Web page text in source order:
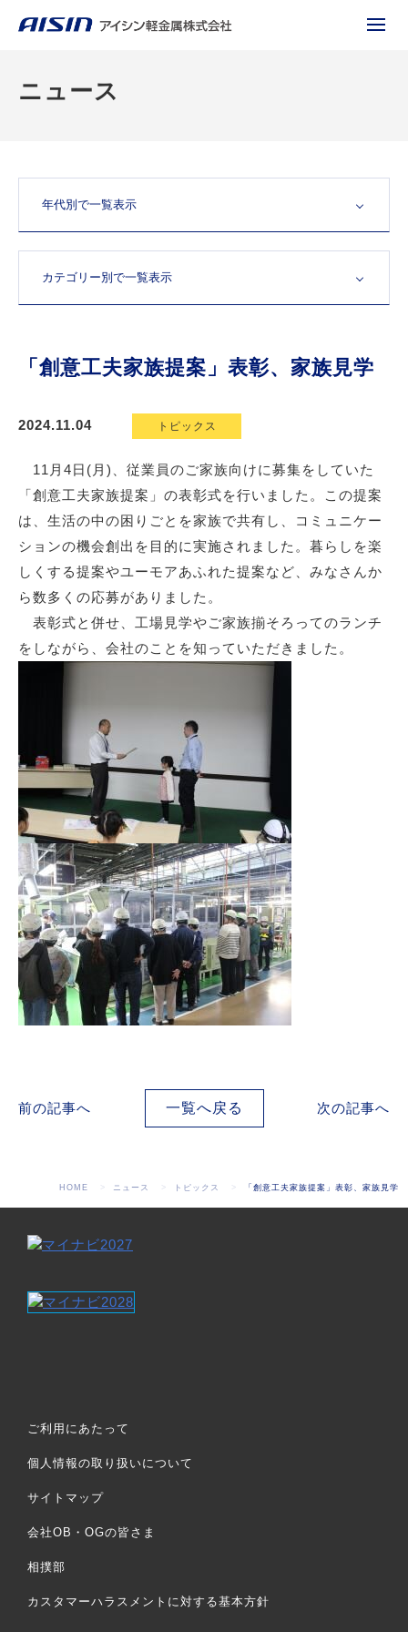
ニュース
「創意工夫家族提案」表彰、家族見学
2024.11.04 トピックス
11月4日( 月 )
、従業員のご家族向けに募集をしていた
「創意工夫家族提案」の表彰式を行いました。
この提案
は、生活の中の困りごとを家族で共有し、コミュニケー
ションの機会創出を目的に実施されました。暮らしを楽
しくする提案やユーモアあふれた提案など、みなさんか
ら数多くの応募がありました。
表彰式と併せ、工場見学やご家族揃そろってのランチ
をしながら、会社のことを知っていただきました。
前の記事へ 一覧へ戻る 次の記事へ
HOME ニュース トピックス 「創意工夫家族提案」表彰、家族見学
ご利用にあたって
個人情報の取り扱いについて
サイトマップ
会社OB・OGの皆さま
相撲部
カスタマーハラスメントに対する基本方針